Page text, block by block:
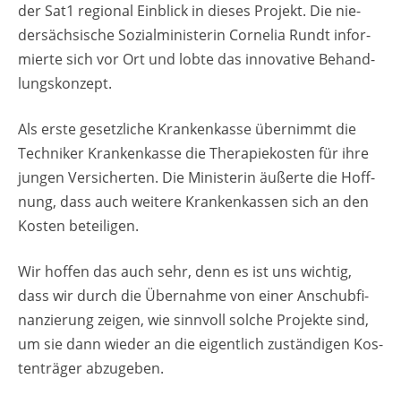
der Sat1 re­gio­nal Ein­blick in die­ses Pro­jekt. Die nie­
der­säch­si­sche So­zi­al­mi­nis­te­rin Cor­ne­lia Rundt in­for­
mier­te sich vor Ort und lobte das in­no­va­ti­ve Be­hand­
lungs­kon­zept.
Als erste ge­setz­li­che Kran­ken­kas­se über­nimmt die
Tech­ni­ker Kran­ken­kas­se die The­ra­pie­kos­ten für ihre
jun­gen Ver­si­cher­ten. Die Mi­nis­te­rin äu­ßer­te die Hoff­
nung, dass auch wei­te­re Kran­ken­kas­sen sich an den
Kos­ten be­tei­li­gen.
Wir hof­fen das auch sehr, denn es ist uns wich­tig,
dass wir durch die Über­nah­me von einer An­schub­fi­
nan­zie­rung zei­gen, wie sinn­voll sol­che Pro­jek­te sind,
um sie dann wie­der an die ei­gent­lich zu­stän­di­gen Kos­
ten­trä­ger ab­zu­ge­ben.